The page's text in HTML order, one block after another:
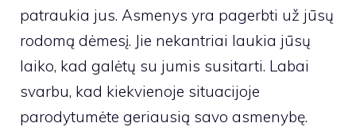
patraukia jus. Asmenys yra pagerbti už jūsų
rodomą dėmesį. Jie nekantriai laukia jūsų
laiko, kad galėtų su jumis susitarti. Labai
svarbu, kad kiekvienoje situacijoje
parodytumėte geriausią savo asmenybę.